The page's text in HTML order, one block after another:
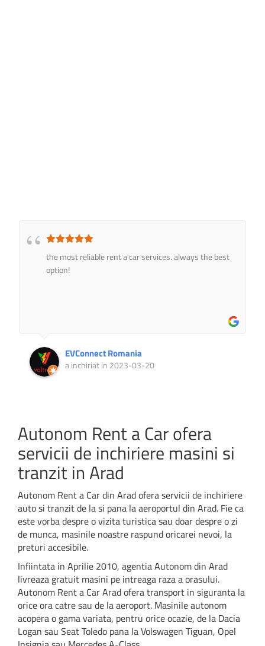
the most reliable rent a car services. always the best
option!
EVConnect Romania
a inchiriat in 2023-03-20
Autonom Rent a Car ofera
servicii de inchiriere masini si
tranzit in Arad
Autonom Rent a Car din Arad ofera servicii de inchiriere
auto si tranzit de la si pana la aeroportul din Arad. Fie ca
este vorba despre o vizita turistica sau doar despre o zi
de munca, masinile noastre raspund oricarei nevoi, la
preturi accesibile.
Infiintata in Aprilie 2010, agentia Autonom din Arad
livreaza gratuit masini pe intreaga raza a orasului.
Autonom Rent a Car Arad ofera transport in siguranta la
orice ora catre sau de la aeroport. Masinile autonom
acopera o gama variata, pentru orice ocazie, de la Dacia
Logan sau Seat Toledo pana la Volswagen Tiguan, Opel